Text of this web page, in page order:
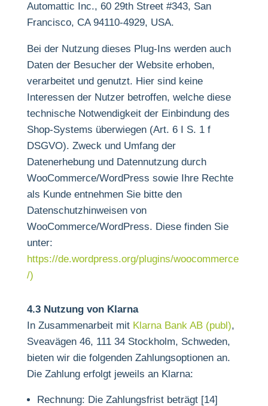
Automattic Inc., 60 29th Street #343, San
Francisco, CA 94110-4929, USA.
Bei der Nutzung dieses Plug-Ins werden auch
Daten der Besucher der Website erhoben,
verarbeitet und genutzt. Hier sind keine
Interessen der Nutzer betroffen, welche diese
technische Notwendigkeit der Einbindung des
Shop-Systems überwiegen (Art. 6 I S. 1 f
DSGVO). Zweck und Umfang der
Datenerhebung und Datennutzung durch
WooCommerce/WordPress sowie Ihre Rechte
als Kunde entnehmen Sie bitte den
Datenschutzhinweisen von
WooCommerce/WordPress. Diese finden Sie
unter:
https://de.wordpress.org/plugins/woocommerce
/)
4.3 Nutzung von Klarna
In Zusammenarbeit mit Klarna Bank AB (publ),
Sveavägen 46, 111 34 Stockholm, Schweden,
bieten wir die folgenden Zahlungsoptionen an.
Die Zahlung erfolgt jeweils an Klarna:
Rechnung: Die Zahlungsfrist beträgt [14]